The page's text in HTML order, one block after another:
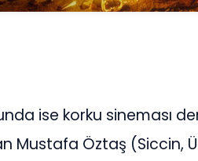
ise korku sineması
Mustafa Öztaş (Siccin,